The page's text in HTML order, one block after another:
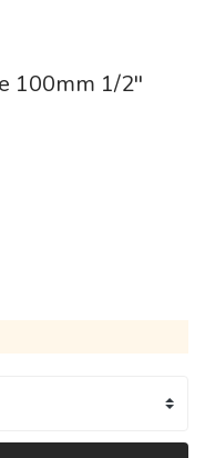
100mm 1/2''